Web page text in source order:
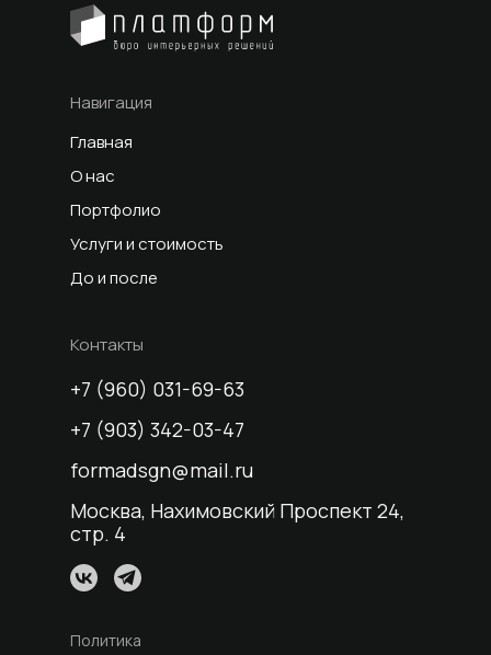
О нас
Главная
Портфолио
До и после
Москва, Нахимовский Проспект 24,
стр. 4
+7 (960) 031-69-63
+7 (903) 342-03-47
formadsgn@mail.ru
Услуги и стоимость
Политика
Навигация
Контакты